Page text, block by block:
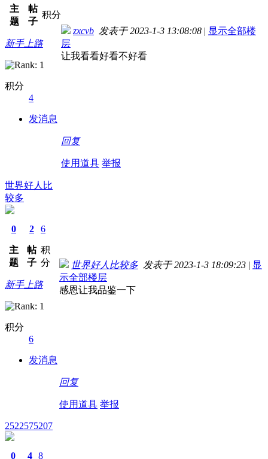
主
题
帖
子
积分
新手上路
积分
4
发消息
zxcvb 发表于 2023-1-3 13:08:08 | 显示全部楼
层
让我看看好看不好看
回复
使用道具 举报
世界好人比
较多
0
主
题
2
帖
子
6
积
分
新手上路
积分
6
发消息
世界好人比较多 发表于 2023-1-3 18:09:23 | 显
示全部楼层
感恩让我品鉴一下
回复
使用道具 举报
2522575207
0 4 8